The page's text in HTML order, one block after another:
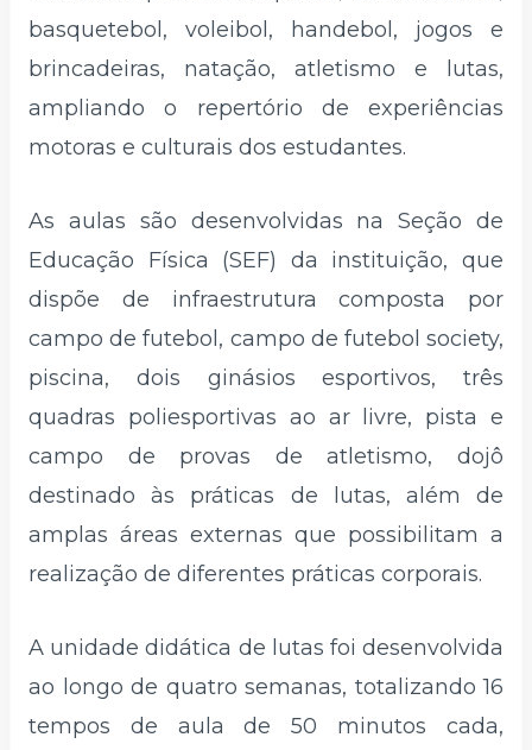
basquetebol, voleibol, handebol, jogos e
brincadeiras, natação, atletismo e lutas,
ampliando o repertório de experiências
motoras e culturais dos estudantes.
As aulas são desenvolvidas na Seção de
Educação Física (SEF) da instituição, que
dispõe de infraestrutura composta por
campo de futebol, campo de futebol society,
piscina, dois ginásios esportivos, três
quadras poliesportivas ao ar livre, pista e
campo de provas de atletismo, dojô
destinado às práticas de lutas, além de
amplas áreas externas que possibilitam a
realização de diferentes práticas corporais.
A unidade didática de lutas foi desenvolvida
ao longo de quatro semanas, totalizando 16
tempos de aula de 50 minutos cada,